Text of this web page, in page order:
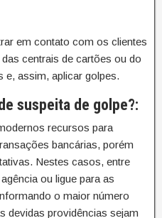
em contato com os clientes
centrais de cartões ou do
e, assim, aplicar golpes.
suspeita de golpe?:
recursos para
bancárias, porém
Nestes casos, entre
ou ligue para as
o maior número
devidas providências sejam